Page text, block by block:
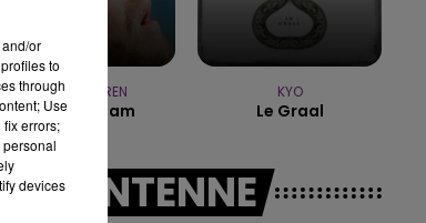
ALEX WARREN
Fever Dream
KYO
Le Graal
A L'ANTENNE
or
to
through
Use
errors;
devices